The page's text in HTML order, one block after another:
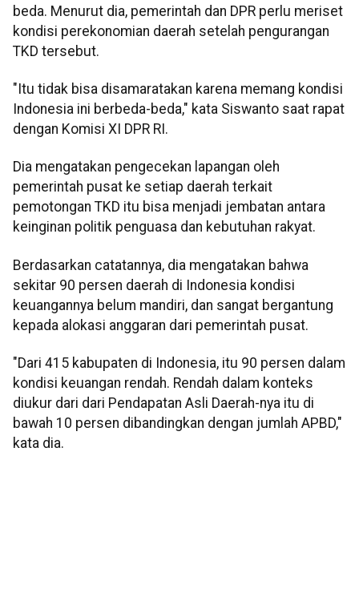
beda. Menurut dia, pemerintah dan DPR perlu meriset
kondisi perekonomian daerah setelah pengurangan
TKD tersebut.
"Itu tidak bisa disamaratakan karena memang kondisi
Indonesia ini berbeda-beda," kata Siswanto saat rapat
dengan Komisi XI DPR RI.
Dia mengatakan pengecekan lapangan oleh
pemerintah pusat ke setiap daerah terkait
pemotongan TKD itu bisa menjadi jembatan antara
keinginan politik penguasa dan kebutuhan rakyat.
Berdasarkan catatannya, dia mengatakan bahwa
sekitar 90 persen daerah di Indonesia kondisi
keuangannya belum mandiri, dan sangat bergantung
kepada alokasi anggaran dari pemerintah pusat.
"Dari 415 kabupaten di Indonesia, itu 90 persen dalam
kondisi keuangan rendah. Rendah dalam konteks
diukur dari dari Pendapatan Asli Daerah-nya itu di
bawah 10 persen dibandingkan dengan jumlah APBD,"
kata dia.